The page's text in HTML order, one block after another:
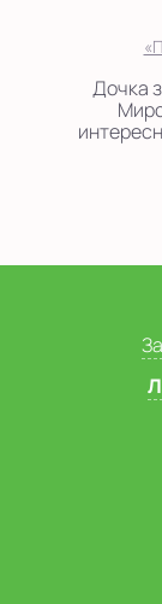
Дочка